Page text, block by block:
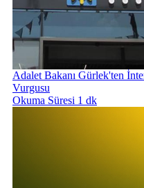
Adalet Bakanı Gürlek'ten
Vurgusu
Okuma Süresi 1 dk